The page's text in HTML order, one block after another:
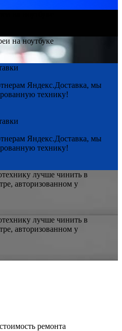
на ноутбуке
Яндекс.Доставка, мы
технику!
Яндекс.Доставка, мы
технику!
лучше чинить в
авторизованном у
лучше чинить в
авторизованном у
ремонта